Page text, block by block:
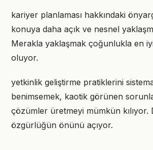
kariyer planlaması hakkındaki
konuya daha açık ve nesnel
Merakla yaklaşmak çoğunlukla en
oluyor.
yetkinlik geliştirme pratiklerini
benimsemek, kaotik görünen
çözümler üretmeyi mümkün kılıyor.
özgürlüğün önünü açıyor.